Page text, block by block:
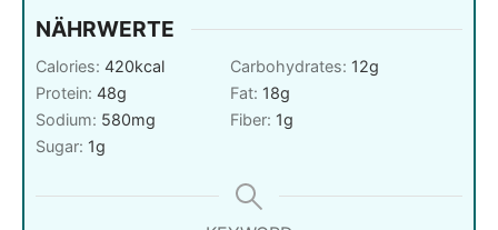
NÄHRWERTE
Calories: 420kcal Carbohydrates: 12g
Protein: 48g Fat: 18g
Sodium: 580mg Fiber: 1g
Sugar: 1g